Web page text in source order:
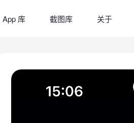
App 库 截图库 关于